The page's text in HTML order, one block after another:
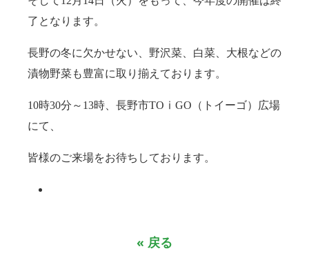
了となります。
長野の冬に欠かせない、野沢菜、白菜、大根などの
漬物野菜も豊富に取り揃えております。
10時30分～13時、長野市TOⅰGO（トイーゴ）広場
にて、
皆様のご来場をお待ちしております。
« 戻る